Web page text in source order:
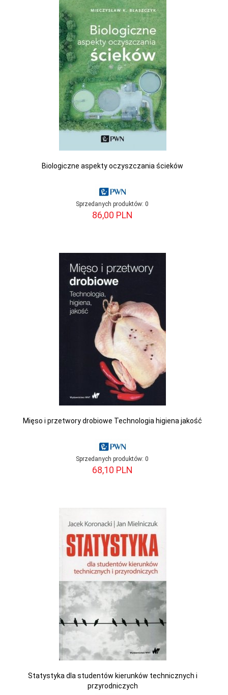
Biologiczne aspekty oczyszczania ścieków
Sprzedanych produktów: 0
86,00 PLN
Mięso i przetwory drobiowe Technologia higiena jakość
Sprzedanych produktów: 0
68,10 PLN
Statystyka dla studentów kierunków technicznych i
przyrodniczych